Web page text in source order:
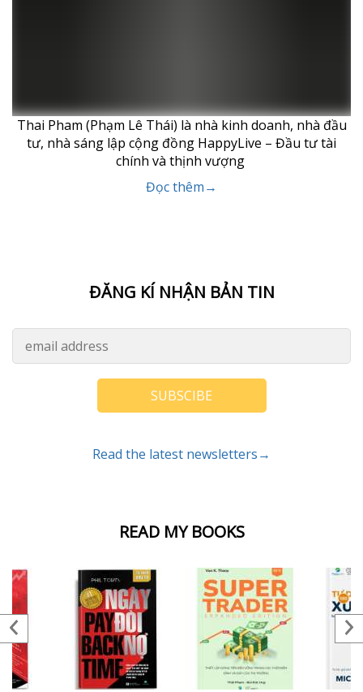
READ MY BOOKS
Thai Pham (Phạm Lê Thái) là nhà kinh doanh, nhà đầu
tư, nhà sáng lập cộng đồng HappyLive – Đầu tư tài
chính và thịnh vượng
Đọc thêm→
ĐĂNG KÍ NHẬN BẢN TIN
SUBSCIBE
Read the latest newsletters→